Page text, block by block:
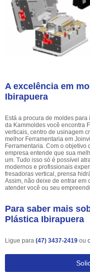
A excelência em
Ibirapuera
Está a procura de moldes
da Kammoldes você encontra
verticais, centro de usinagem
melhor Ferramentaria em
Ferramentaria. Com o objetivo
empresa entende que sua
um. Tudo isso só é possível
modernos e profissionais
fresadoras vertical, prensa
Assim, não deixe de entrar em
atender você ou seu
Para saber mais
Plástica Ibirapuera
Ligue para (47) 3437-2419 ou